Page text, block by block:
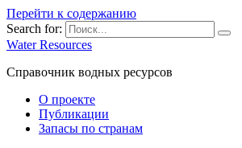
Перейти к содержанию
Search for:
Water Resources
Справочник водных ресурсов
О проекте
Публикации
Запасы по странам